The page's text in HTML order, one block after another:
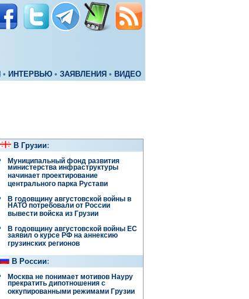
• ИНТЕРВЬЮ • ЗАЯВЛЕНИЯ • ВИДЕО
В Грузии:
Муниципальный фонд развития
министерства инфраструктуры
начинает проектирование
центрального парка Рустави
В годовщину августовской войны в
НАТО потребовали от России
вывести войска из Грузии
В годовщину августовской войны ЕС
заявил о курсе РФ на аннексию
грузинских регионов
В России:
Москва не понимает мотивов Науру
прекратить дипотношения с
оккупированными режимами Грузии